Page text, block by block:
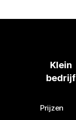
Klein
bedrijf
Prijzen